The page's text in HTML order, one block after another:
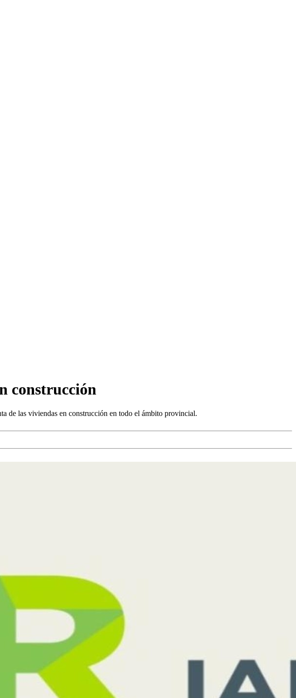
construcción
de las viviendas en construcción en todo el ámbito provincial.